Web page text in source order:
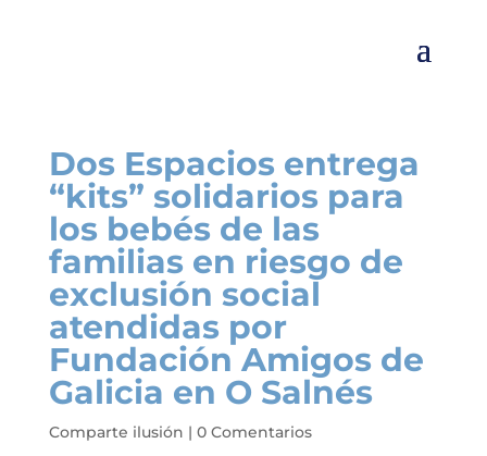
Dos Espacios entrega
“kits” solidarios para
los bebés de las
familias en riesgo de
exclusión social
atendidas por
Fundación Amigos de
Galicia en O Salnés
Comparte ilusión | 0 Comentarios